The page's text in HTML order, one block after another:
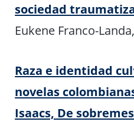
sociedad
Eukene Franco-
Raza e identidad
novelas
Isaacs, De